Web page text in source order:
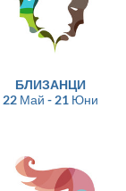
БЛИЗАНЦИ
22 Май - 21 Юни